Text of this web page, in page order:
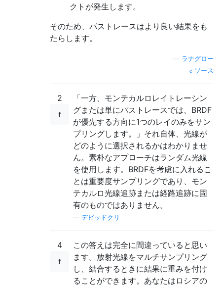
クトが発生します。
そのため、パストレースはより良い結果をも
たらします。
ラナグロー
ソース
2
「一方、モンテカルロレイトレーシン
グまたは単にパストレースでは、BRDF
が優先する方向に1つのレイのみをサン
プリングします。」それ自体、光線が
どのように選択されるかはわかりませ
ん。素朴なアプローチはランダム光線
を使用します。BRDFを考慮に入れるこ
とは重要度サンプリングであり、モン
テカルロ光線追跡または経路追跡に固
有のものではありません。
デビッドクリ
4
この答えは完全に間違っていると思い
ます。放射光線をマルチサンプリング
し、結合するときに結果に重みを付け
ることができます。あなたはロシアの